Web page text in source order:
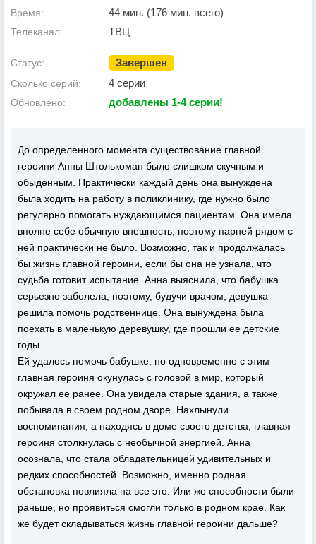
Время: 44 мин. (176 мин. всего)
Телеканал: ТВЦ
Статус: Завершен
Сколько серий: 4 серии
Обновлено: добавлены 1-4 серии!
До определенного момента существование главной
героини Анны Штолькоман было слишком скучным и
обыденным. Практически каждый день она вынуждена
была ходить на работу в поликлинику, где нужно было
регулярно помогать нуждающимся пациентам. Она имела
вполне себе обычную внешность, поэтому парней рядом с
ней практически не было. Возможно, так и продолжалась
бы жизнь главной героини, если бы она не узнала, что
судьба готовит испытание. Анна выяснила, что бабушка
серьезно заболела, поэтому, будучи врачом, девушка
решила помочь родственнице. Она вынуждена была
поехать в маленькую деревушку, где прошли ее детские
годы.
Ей удалось помочь бабушке, но одновременно с этим
главная героиня окунулась с головой в мир, который
окружал ее ранее. Она увидела старые здания, а также
побывала в своем родном дворе. Нахлынули
воспоминания, а находясь в доме своего детства, главная
героиня столкнулась с необычной энергией. Анна
осознала, что стала обладательницей удивительных и
редких способностей. Возможно, именно родная
обстановка повлияла на все это. Или же способности были
раньше, но проявиться смогли только в родном крае. Как
же будет складываться жизнь главной героини дальше?